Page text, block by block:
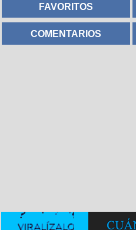
FAVORITOS
COMENTARIOS